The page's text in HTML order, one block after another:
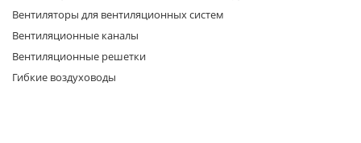
Вентиляторы для вентиляционных систем
Вентиляционные каналы
Вентиляционные решетки
Гибкие воздуховоды